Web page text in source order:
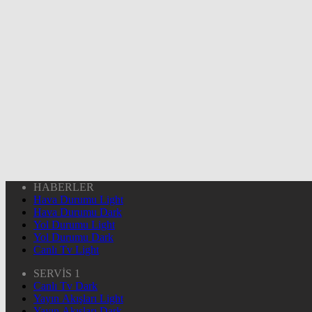
HABERLER
Hava Durumu Light
Hava Durumu Dark
Yol Durumu Light
Yol Durumu Dark
Canlı Tv Light
SERVİS 1
Canlı Tv Dark
Yayın Akışları Light